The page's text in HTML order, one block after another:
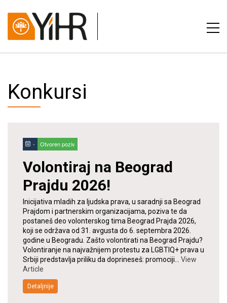
Konkursi
- Otvoren poziv
Volontiraj na Beograd
Prajdu 2026!
Inicijativa mladih za ljudska prava, u saradnji sa Beograd
Prajdom i partnerskim organizacijama, poziva te da
postaneš deo volonterskog tima Beograd Prajda 2026,
koji se održava od 31. avgusta do 6. septembra 2026.
godine u Beogradu. Zašto volontirati na Beograd Prajdu?
Volontiranje na najvažnijem protestu za LGBTIQ+ prava u
Srbiji predstavlja priliku da doprineseš: promociji… View
Article
Detaljnije